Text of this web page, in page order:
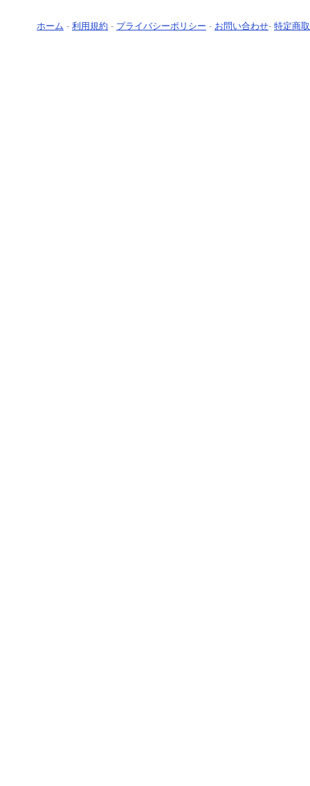
ホーム - 利用規約 - プライバシーポリシー - お問い合わせ- 特定商